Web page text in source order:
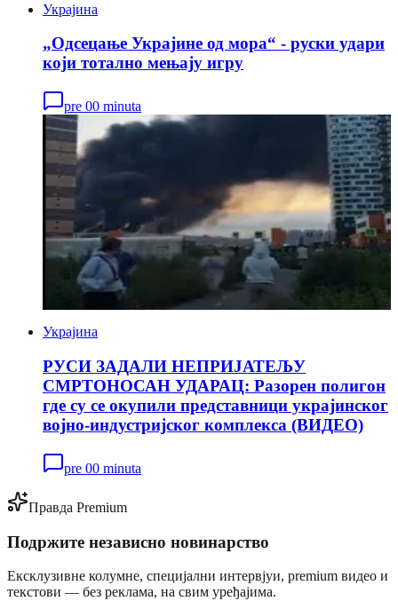
Украјина
„Одсецање Украјине од мора“ - руски удари
који тотално мењају игру
pre 00 minuta
Украјина
РУСИ ЗАДАЛИ НЕПРИЈАТЕЉУ
СМРТОНОСАН УДАРАЦ: Разорен полигон
где су се окупили представници украјинског
војно-индустријског комплекса (ВИДЕО)
pre 00 minuta
Правда Premium
Подржите независно новинарство
Ексклузивне колумне, специјални интервјуи, premium видео и
текстови — без реклама, на свим уређајима.